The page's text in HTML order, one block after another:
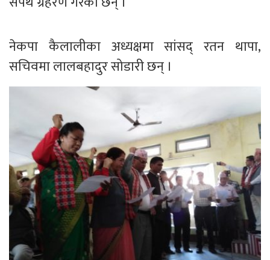
नेकपा कैलालीका अध्यक्षमा सांसद् रतन थापा,
सचिवमा लालबहादुर सोडारी छन् ।